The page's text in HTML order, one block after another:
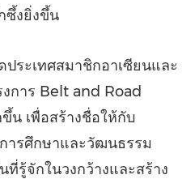
ซึ้งยิ่งขึ้น
ระเทศสมาชิกอาเซียนและ
งการ Belt and Road
น เพื่อสร้างชื่อให้กับ
ารศึกษาและวัฒนธรรม
ที่รู้จักในวงกว้างและสร้าง